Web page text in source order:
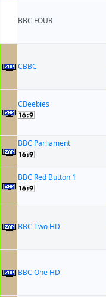
BBC FOUR
CBBC
CBeebies
BBC Parliament
BBC Red Button 1
BBC Two HD
BBC One HD